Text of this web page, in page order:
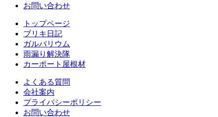
お問い合わせ
トップページ
ブリキ日記
ガルバリウム
雨漏り解決隊
カーポート屋根材
よくある質問
会社案内
プライバシーポリシー
お問い合わせ